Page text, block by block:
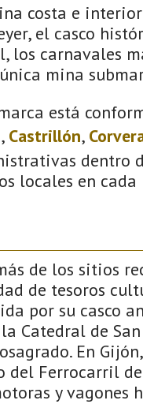
costa e
el casco
los carnavales
mina
está
, Castrillón,
dentro
locales en
de los sitios
de tesoros
por su casco
Catedral de
En
del Ferrocarril
y vagones